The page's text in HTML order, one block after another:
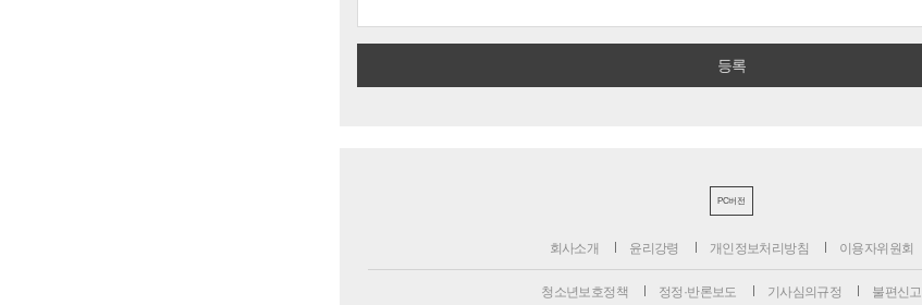
PC버전
회사소개 윤리강령 개인정보처리방침 이용자위원회
청소년보호정책 정정·반론보도 기사심의규정 불편신고